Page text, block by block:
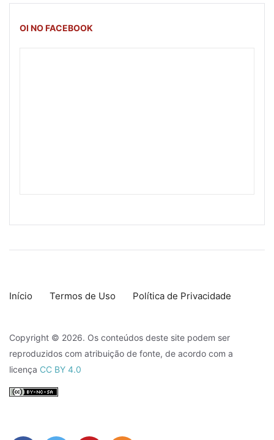
OI NO FACEBOOK
Início Termos de Uso Política de Privacidade
Copyright © 2026. Os conteúdos deste site podem ser
reproduzidos com atribuição de fonte, de acordo com a
licença CC BY 4.0